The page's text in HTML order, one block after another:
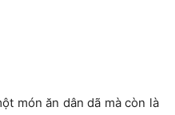
món ăn dân dã mà còn là